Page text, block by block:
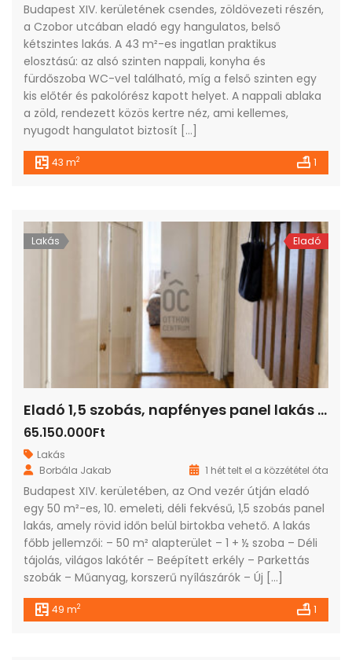
Budapest XIV. kerületének csendes, zöldövezeti részén,
a Czobor utcában eladó egy hangulatos, belső
kétszintes lakás. A 43 m²-es ingatlan praktikus
elosztású: az alsó szinten nappali, konyha és
fürdőszoba WC-vel található, míg a felső szinten egy
kis előtér és pakolórész kapott helyet. A nappali ablaka
a zöld, rendezett közös kertre néz, ami kellemes,
nyugodt hangulatot biztosít […]
43 m2 1
Lakás Eladó
Eladó 1,5 szobás, napfényes panel lakás Zuglóban – gyors költözési lehetőséggel!
65.150.000Ft
Lakás
Borbála Jakab
1 hét telt el a közzététel óta
Budapest XIV. kerületében, az Ond vezér útján eladó
egy 50 m²-es, 10. emeleti, déli fekvésű, 1,5 szobás panel
lakás, amely rövid időn belül birtokba vehető. A lakás
főbb jellemzői: – 50 m² alapterület – 1 + ½ szoba – Déli
tájolás, világos lakótér – Beépített erkély – Parkettás
szobák – Műanyag, korszerű nyílászárók – Új […]
49 m2 1